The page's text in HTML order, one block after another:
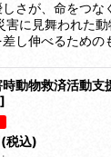
しさが、命をつ
害に見舞われた
差し伸べるため
動物救済活動支
]
(税込)